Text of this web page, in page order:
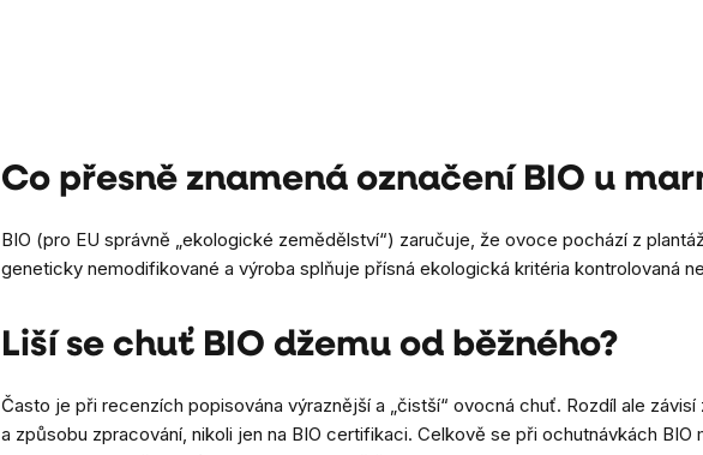
Co přesně znamená označení BIO u
BIO (pro EU správně „ekologické zemědělství“) zaručuje, že ovoce pochází z
geneticky nemodifikované a výroba splňuje přísná ekologická kritéria kontrolovaná
Liší se chuť BIO džemu od běžného?
Často je při recenzích popisována výraznější a „čistší“ ovocná chuť. Rozdíl ale
a způsobu zpracování, nikoli jen na BIO certifikaci. Celkově se při ochutnávkách BIO